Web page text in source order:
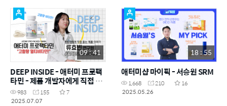
09 : 41
DEEP INSIDE - 애터미 프로팩
타민 - 제품 개발자에게 직접 듣
는 제품 이야기
983 155
7
2025.07.07
18 : 55
애터미샵 마이픽 - 서승원 SRM
1,668 210
16
2025.05.26